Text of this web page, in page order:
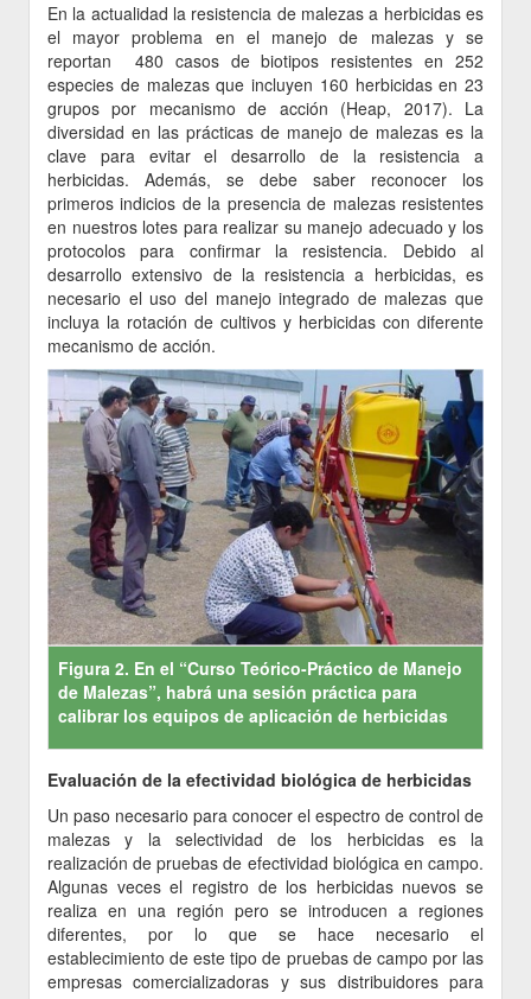
En la actualidad la resistencia de malezas a herbicidas es
el mayor problema en el manejo de malezas y se
reportan 480 casos de biotipos resistentes en 252
especies de malezas que incluyen 160 herbicidas en 23
grupos por mecanismo de acción (Heap, 2017). La
diversidad en las prácticas de manejo de malezas es la
clave para evitar el desarrollo de la resistencia a
herbicidas. Además, se debe saber reconocer los
primeros indicios de la presencia de malezas resistentes
en nuestros lotes para realizar su manejo adecuado y los
protocolos para confirmar la resistencia. Debido al
desarrollo extensivo de la resistencia a herbicidas, es
necesario el uso del manejo integrado de malezas que
incluya la rotación de cultivos y herbicidas con diferente
mecanismo de acción.
Figura 2. En el “Curso Teórico-Práctico de Manejo
de Malezas”, habrá una sesión práctica para
calibrar los equipos de aplicación de herbicidas
Evaluación de la efectividad biológica de herbicidas
Un paso necesario para conocer el espectro de control de
malezas y la selectividad de los herbicidas es la
realización de pruebas de efectividad biológica en campo.
Algunas veces el registro de los herbicidas nuevos se
realiza en una región pero se introducen a regiones
diferentes, por lo que se hace necesario el
establecimiento de este tipo de pruebas de campo por las
empresas comercializadoras y sus distribuidores para